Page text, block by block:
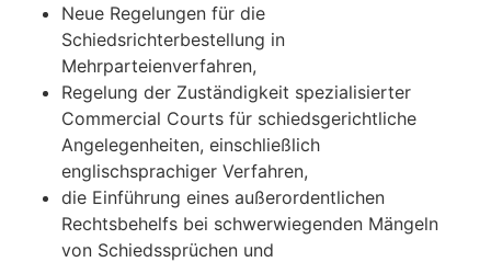
Neue Regelungen für die
Schiedsrichterbestellung in
Mehrparteienverfahren,
Regelung der Zuständigkeit spezialisierter
Commercial Courts für schiedsgerichtliche
Angelegenheiten, einschließlich
englischsprachiger Verfahren,
die Einführung eines außerordentlichen
Rechtsbehelfs bei schwerwiegenden Mängeln
von Schiedssprüchen und